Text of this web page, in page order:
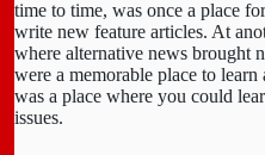
time to time, was once a place
write new feature articles. At
where alternative news brought
were a memorable place to
was a place where you could
issues.